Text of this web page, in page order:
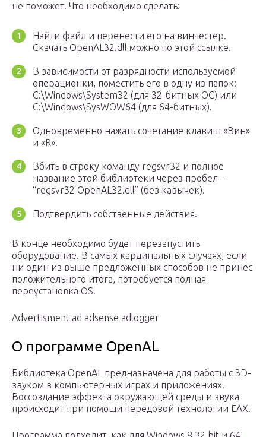
не поможет. Что необходимо сделать:
Найти файл и перенести его на винчестер.
Скачать OpenAL32.dll можно по этой ссылке.
В зависимости от разрядности используемой
операционки, поместить его в одну из папок:
C:\Windows\System32 (для 32-битных ОС) или
C:\Windows\SysWOW64 (для 64-битных).
Одновременно нажать сочетание клавиш «Вин»
и «R».
Вбить в строку команду regsvr32 и полное
название этой библиотеки через пробел –
“regsvr32 OpenAL32.dll” (без кавычек).
Подтвердить собственные действия.
В конце необходимо будет перезапустить
оборудование. В самых кардинальных случаях, если
ни один из выше предложенных способов не принес
положительного итога, потребуется полная
переустановка OS.
Advertisment ad adsense adlogger
О программе OpenAL
Библиотека OpenAL предназначена для работы с 3D-
звуком в компьютерных играх и приложениях.
Воссоздание эффекта окружающей среды и звука
происходит при помощи передовой технологии EAX.